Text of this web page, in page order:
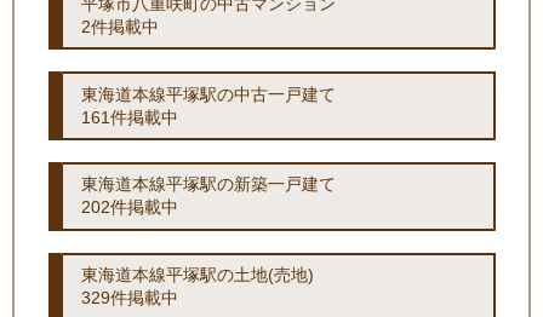
2件掲載中
東海道本線平塚駅の中古一戸建て
161件掲載中
東海道本線平塚駅の新築一戸建て
202件掲載中
東海道本線平塚駅の土地(売地)
329件掲載中